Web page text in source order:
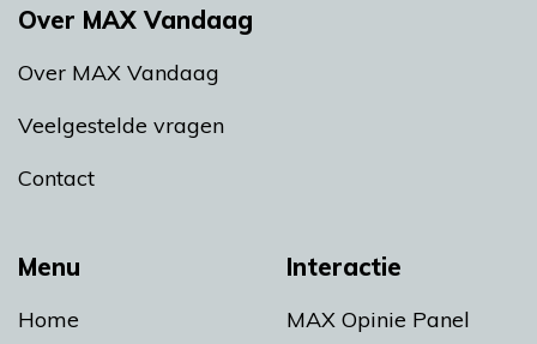
Menu
Home
Interactie
MAX Opinie Panel
Over MAX Vandaag
Over MAX Vandaag
Veelgestelde vragen
Contact